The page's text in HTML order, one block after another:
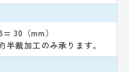
30（mm）
裁加工のみ承ります。